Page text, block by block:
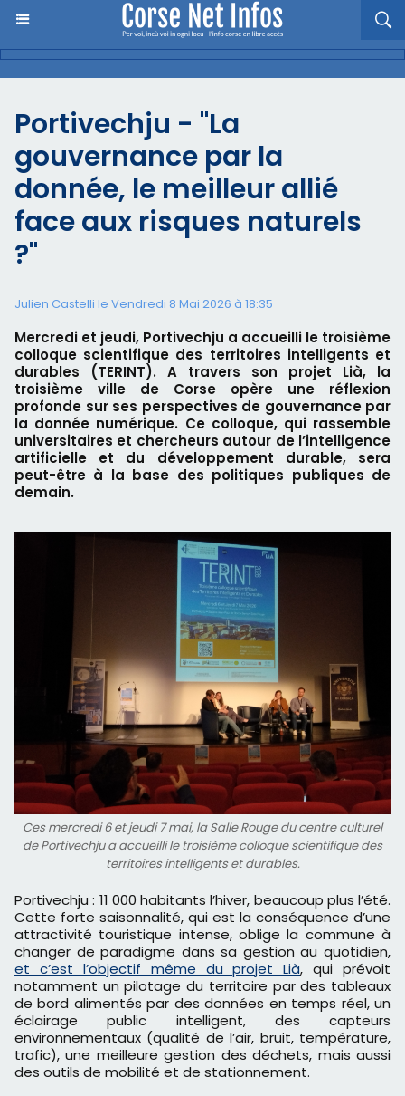
Portivechju - "La
gouvernance par la
donnée, le meilleur allié
face aux risques naturels
?"
Julien Castelli le Vendredi 8 Mai 2026 à 18:35
Mercredi et jeudi, Portivechju a accueilli le troisième
colloque scientifique des territoires intelligents et
durables (TERINT). A travers son projet Lià, la
troisième ville de Corse opère une réflexion
profonde sur ses perspectives de gouvernance par
la donnée numérique. Ce colloque, qui rassemble
universitaires et chercheurs autour de l’intelligence
artificielle et du développement durable, sera
peut-être à la base des politiques publiques de
demain.
Ces mercredi 6 et jeudi 7 mai, la Salle Rouge du centre culturel
de Portivechju a accueilli le troisième colloque scientifique des
territoires intelligents et durables.
Portivechju : 11 000 habitants l’hiver, beaucoup plus l’été.
Cette forte saisonnalité, qui est la conséquence d’une
attractivité touristique intense, oblige la commune à
changer de paradigme dans sa gestion au quotidien,
et c’est l’objectif même du projet Lià, qui prévoit
notamment un pilotage du territoire par des tableaux
de bord alimentés par des données en temps réel, un
éclairage public intelligent, des capteurs
environnementaux (qualité de l’air, bruit, température,
trafic), une meilleure gestion des déchets, mais aussi
des outils de mobilité et de stationnement.